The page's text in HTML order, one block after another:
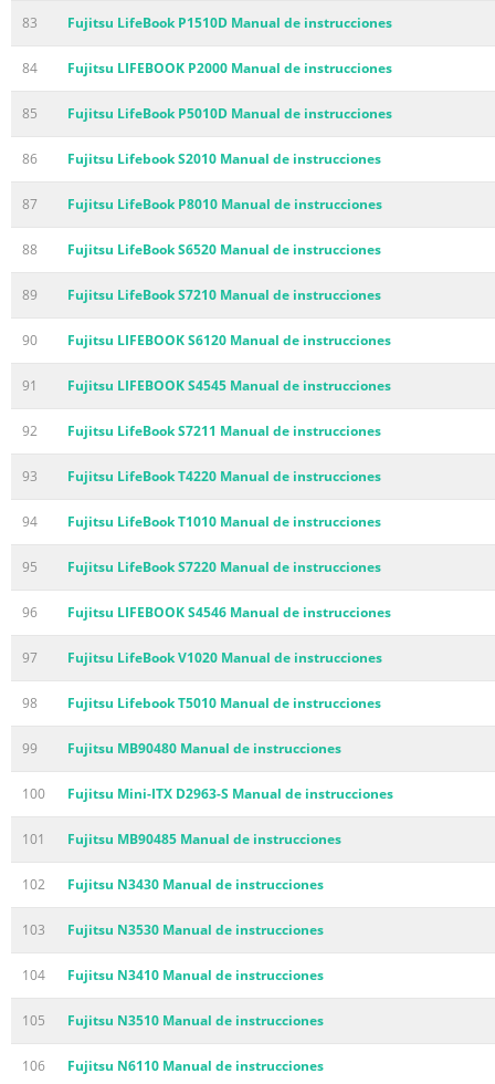
83 Fujitsu LifeBook P1510D Manual de instrucciones
84 Fujitsu LIFEBOOK P2000 Manual de instrucciones
85 Fujitsu LifeBook P5010D Manual de instrucciones
86 Fujitsu Lifebook S2010 Manual de instrucciones
87 Fujitsu LifeBook P8010 Manual de instrucciones
88 Fujitsu LifeBook S6520 Manual de instrucciones
89 Fujitsu LifeBook S7210 Manual de instrucciones
90 Fujitsu LIFEBOOK S6120 Manual de instrucciones
91 Fujitsu LIFEBOOK S4545 Manual de instrucciones
92 Fujitsu LifeBook S7211 Manual de instrucciones
93 Fujitsu LifeBook T4220 Manual de instrucciones
94 Fujitsu LifeBook T1010 Manual de instrucciones
95 Fujitsu LifeBook S7220 Manual de instrucciones
96 Fujitsu LIFEBOOK S4546 Manual de instrucciones
97 Fujitsu LifeBook V1020 Manual de instrucciones
98 Fujitsu Lifebook T5010 Manual de instrucciones
99 Fujitsu MB90480 Manual de instrucciones
100 Fujitsu Mini-ITX D2963-S Manual de instrucciones
101 Fujitsu MB90485 Manual de instrucciones
102 Fujitsu N3430 Manual de instrucciones
103 Fujitsu N3530 Manual de instrucciones
104 Fujitsu N3410 Manual de instrucciones
105 Fujitsu N3510 Manual de instrucciones
106 Fujitsu N6110 Manual de instrucciones